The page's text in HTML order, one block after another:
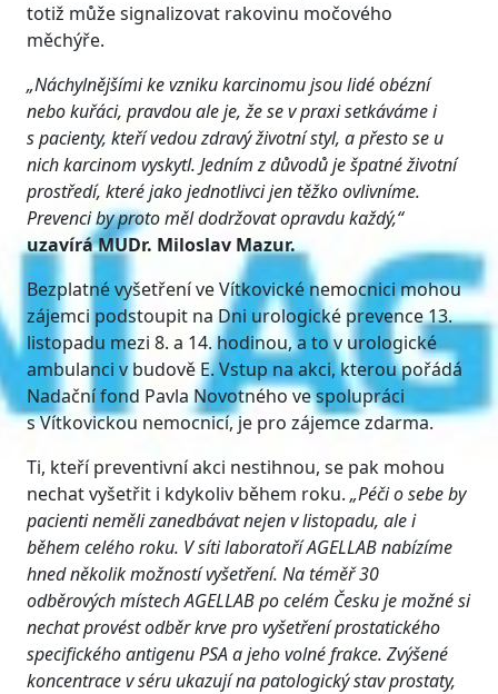
totiž může signalizovat rakovinu močového
měchýře.
„Náchylnějšími ke vzniku karcinomu jsou lidé obézní
nebo kuřáci, pravdou ale je, že se v praxi setkáváme i
s pacienty, kteří vedou zdravý životní styl, a přesto se u
nich karcinom vyskytl. Jedním z důvodů je špatné životní
prostředí, které jako jednotlivci jen těžko ovlivníme.
Prevenci by proto měl dodržovat opravdu každý,“
uzavíráMUDr. Miloslav Mazur.
Bezplatné vyšetření ve Vítkovické nemocnici mohou
zájemci podstoupit na Dni urologické prevence 13.
listopadu mezi 8. a 14. hodinou, a to v urologické
ambulanci v budově E. Vstup na akci, kterou pořádá
Nadační fond Pavla Novotného ve spolupráci
s Vítkovickou nemocnicí, je pro zájemce zdarma.
Ti, kteří preventivní akci nestihnou, se pak mohou
nechat vyšetřit i kdykoliv během roku. „Péči o sebe by
pacienti neměli zanedbávat nejen v listopadu, ale i
během celého roku. V síti laboratoří AGELLAB nabízíme
hned několik možností vyšetření. Na téměř 30
odběrových místech AGELLAB po celém Česku je možné si
nechat provést odběr krve pro vyšetření prostatického
specifického antigenu PSA a jeho volné frakce. Zvýšené
koncentrace v séru ukazují na patologický stav prostaty,